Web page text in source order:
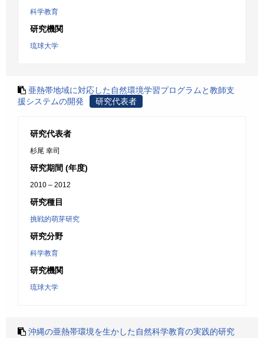
科学教育
研究機関
琉球大学
亜熱帯地域に対応した自然環境学習プログラムと教師支
援システムの開発
研究代表者
研究代表者
杉尾 幸司
研究期間 (年度)
2010 – 2012
研究種目
挑戦的萌芽研究
研究分野
科学教育
研究機関
琉球大学
沖縄の亜熱帯環境を生かした自然科学教育の実践的研究